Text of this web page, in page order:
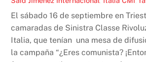
El sábado 16 de septiembre en
camaradas de Sinistra Classe
Italia, que tenían una mesa de
la campaña “¿Eres comunista?